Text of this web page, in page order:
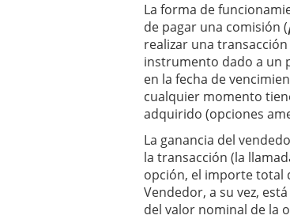
La forma de
de pagar una comisión (
realizar una
instrumento dado a un
en la fecha de
cualquier momento
adquirido (opciones
La ganancia del
la transacción (la
opción, el importe total
Vendedor, a su vez,
del valor nominal de la